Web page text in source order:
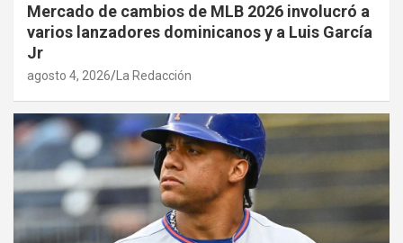
Mercado de cambios de MLB 2026 involucró a
varios lanzadores dominicanos y a Luis García
Jr
agosto 4, 2026 La Redacción